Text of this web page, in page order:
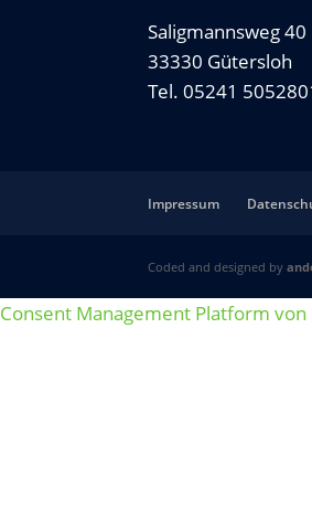
Saligmannsweg 40
33330 Gütersloh
Tel. 05241
Impressum
Coded and designed by
Consent Management Platform von